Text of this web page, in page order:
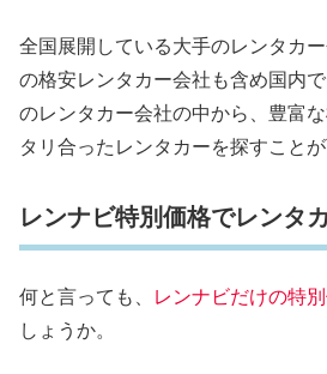
全国展開している大手のレンタカ
の格安レンタカー会社も含め国内
のレンタカー会社の中から、豊富
タリ合ったレンタカーを探すことが
レンナビ特別価格でレンタ
何と言っても、 レンナビだけの特
しょうか。